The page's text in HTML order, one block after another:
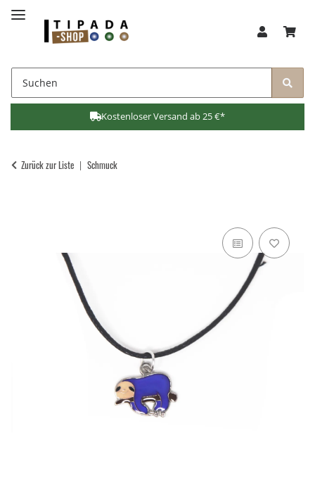
Kostenloser Versand ab 25 €*
Zurück zur Liste Schmuck